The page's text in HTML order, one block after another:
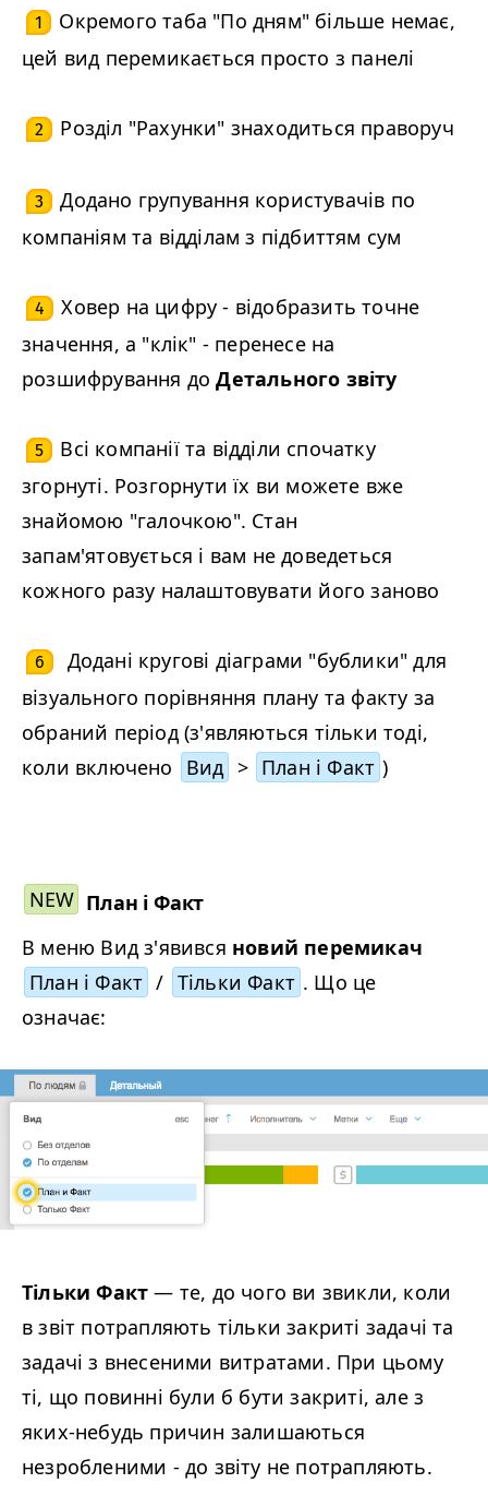
1
Окремого таба "По дням" більше немає,
цей вид перемикається просто з панелі
2 Розділ "Рахунки" знаходиться праворуч
3
Додано групування користувачів по
компаніям та відділам з підбиттям сум
4
Ховер на цифру - відобразить точне
значення, а "клік" - перенесе на
розшифрування доДетального звіту
5
Всі компанії та відділи спочатку
згорнуті. Розгорнути їх ви можете вже
знайомою "галочкою". Стан
запам'ятовується і вам не доведеться
кожного разу налаштовувати його заново
6
Додані кругові діаграми "бублики" для
візуального порівняння плану та факту за
обраний період (з'являються тільки тоді,
коли включено
Вид > План і Факт )
NEW План і Факт
В меню Вид з'явився новий перемикач
План і Факт / Тільки Факт . Що це
означає:
Тільки Факт — те, до чого ви звикли, коли
в звіт потрапляють тільки закриті задачі та
задачі з внесеними витратами. При цьому
ті, що повинні були б бути закриті, але з
яких-небудь причин залишаються
незробленими - до звіту не потрапляють.